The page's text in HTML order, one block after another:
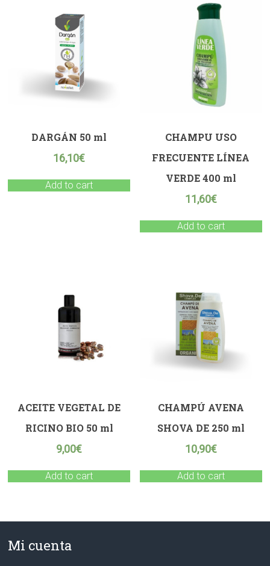
DARGÁN 50 ml
16,10€
Add to cart
CHAMPU USO
FRECUENTE LÍNEA
VERDE 400 ml
11,60€
Add to cart
ACEITE VEGETAL DE
RICINO BIO 50 ml
9,00€
Add to cart
CHAMPÚ AVENA
SHOVA DE 250 ml
10,90€
Add to cart
Mi cuenta